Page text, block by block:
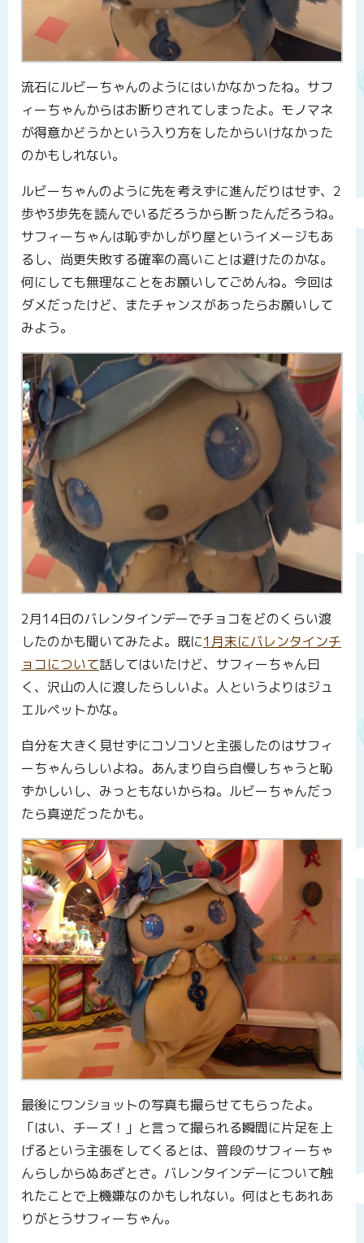
流石にルビーちゃんのようにはいかなかったね。サフ
ィーちゃんからはお断りされてしまったよ。モノマネ
が得意かどうかという入り方をしたからいけなかった
のかもしれない。
ルビーちゃんのように先を考えずに進んだりはせず、2
歩や3歩先を読んでいるだろうから断ったんだろうね。
サフィーちゃんは恥ずかしがり屋というイメージもあ
るし、尚更失敗する確率の高いことは避けたのかな。
何にしても無理なことをお願いしてごめんね。今回は
ダメだったけど、またチャンスがあったらお願いして
みよう。
2月14日のバレンタインデーでチョコをどのくらい渡
したのかも聞いてみたよ。既に1月末にバレンタインチ
ョコについて話してはいたけど、サフィーちゃん曰
く、沢山の人に渡したらしいよ。人というよりはジュ
エルペットかな。
自分を大きく見せずにコソコソと主張したのはサフィ
ーちゃんらしいよね。あんまり自ら自慢しちゃうと恥
ずかしいし、みっともないからね。ルビーちゃんだっ
たら真逆だったかも。
最後にワンショットの写真も撮らせてもらったよ。
「はい、チーズ！」と言って撮られる瞬間に片足を上
げるという主張をしてくるとは、普段のサフィーちゃ
んらしからぬあざとさ。バレンタインデーについて触
れたことで上機嫌なのかもしれない。何はともあれあ
りがとうサフィーちゃん。